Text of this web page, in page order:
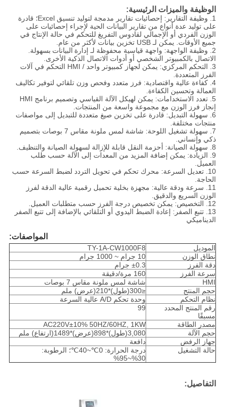
الوظيفة والميزات الرئيسية:
1. وظيفة التقارير: إحصائيات تقارير مدمجة لتوليد تنسيق Excel؛ قادرة
على توليد عدة أنواع من تقارير البيانات الحية لإجراء إحصائيات على
الوزن الفردي أو الإجمالي لقادوس التفريغ للتحكم في حالة الإنتاج في
جميع الأوقات. يمكن لـ USB تخزين بيانات لأكثر من عام.
2. وظيفة الواجهة: واجهة قياسية محفوظة لـ
إدارة البيانات بسهولة.
الاتصال بالكمبيوتر الشخصي أو أدوات الاتصال الذكية الأخرى.
3. التحكم المركزي: يمكن لجهاز كمبيوتر واحد / HMI التحكم في آلات
الفرز المتعددة.
4. كفاءة عالية واقتصادية: فرز متعدد وفحص وزن تلقائي لتوفير تكاليف
العمالة وتحسين الكفاءة.
5. تعدد الاستخدامات: يمكن لهيكل الآلة القياسي وتصميم برنامج HMI
إنجاز فرز الوزن مع مجموعة واسعة من المنتجات.
6. سهولة التبديل: قادرة على تخزين صيغ متعددة للتبديل إلى مواصفات
منتجات مختلفة.
7. سهولة تشغيل اللوحة: شاشة لمس ملونة مقاس 7 بوصات بتصميم
ذكي وإنساني.
8. سهولة الصيانة: أحزمة النقل قابلة للإزالة لسهولة الصيانة والتنظيف.
9. الزيادة: يمكن إضافة المزيد من المعدات إلى الآلة حسب طلب
العميل.
10. تعديل السرعة: محرك تحكم في تحويل التردد لضبط السرعة حسب
الحاجة.
11. سرعة ودقة عالية: مجهزة بخلية تحميل رقمية عالية الدقة لفرز
الوزن السريع والدقيق.
12. التخصيص: يمكن تخصيص درجة الفرز حسب متطلبات العميل.
13. تتبع الصفر: إعادة الضبط اليدوي أو التلقائي بالإضافة إلى تتبع الصفر
الديناميكي
المواصفات:
الموديل
TY-1A-CW1000F8
نطاق الوزن
10 جرام ~ 1000 جرام
دقة الفرز
±0.3 جرام
سرعة الفرز
160 مرة/دقيقة
HMI
شاشة لمس ملونة مقاس 7 بوصات
حجم المنتج
≤300(طول)*210(عرض) ملم
نظام التحكم
وحدة تحكم A/D عالية السرعة
رقم المنتج المحدد
مسبقًا
99
مصدر الطاقة
AC220V±10% 50HZ/60HZ, 1KW
حجم الآلة
3,080(طول)*898(عرض)*1489(ارتفاع) ملم
جهاز الرفض
دافعة
حالة التشغيل
درجة الحرارة: 0℃~40℃؛ الرطوبة:
30%~95%
التفاصيل: